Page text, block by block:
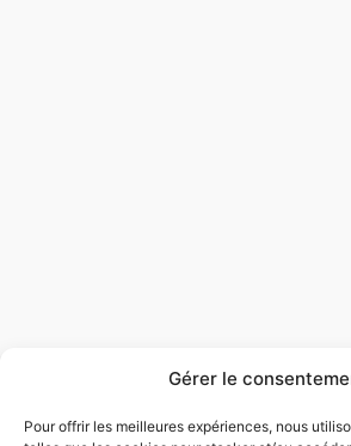
Gérer le
Pour offrir les meilleures expériences, nous